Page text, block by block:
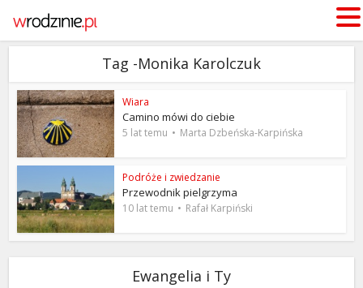
Tag -Monika Karolczuk
Wiara
Camino mówi do ciebie
5 lat temu Marta Dzbeńska-Karpińska
Podróże i zwiedzanie
Przewodnik pielgrzyma
10 lat temu Rafał Karpiński
Ewangelia i Ty